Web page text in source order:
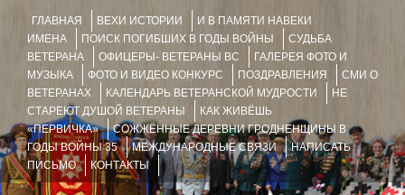
ГЛАВНАЯ ВЕХИ ИСТОРИИ
И В ПАМЯТИ НАВЕКИ
ИМЕНА
ПОИСК ПОГИБШИХ В ГОДЫ ВОЙНЫ
СУДЬБА
ВЕТЕРАНА
ОФИЦЕРЫ- ВЕТЕРАНЫ ВС
ГАЛЕРЕЯ ФОТО И
МУЗЫКА
ФОТО И ВИДЕО КОНКУРС ПОЗДРАВЛЕНИЯ
СМИ О
ВЕТЕРАНАХ
КАЛЕНДАРЬ ВЕТЕРАНСКОЙ МУДРОСТИ
НЕ
СТАРЕЮТ ДУШОЙ ВЕТЕРАНЫ
КАК ЖИВЁШЬ
«ПЕРВИЧКА»
СОЖЖЁННЫЕ ДЕРЕВНИ ГРОДНЕНЩИНЫ В
ГОДЫ ВОЙНЫ 35
МЕЖДУНАРОДНЫЕ СВЯЗИ
НАПИСАТЬ
ПИСЬМО
КОНТАКТЫ